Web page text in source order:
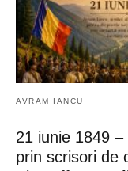
AVRAM IANCU
21 iunie 1849
prin scrisori de